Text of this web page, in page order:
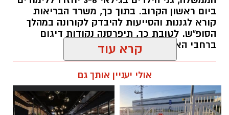
הים.
על פי הודעת ראש העיר בשבוע שעבר, גני הילדים
העירוניים, מעונות החברה העירונית לתרבות
והמשפחתונים העירוניים יפעלו בכל חלקי
העיר. מתוך זהירות ורצון לפתוח בהדרגה את
המערכת, לא יופעלו בשלב זה הצהרונים.
עוד על פי הקלות הממשלה שנכסנו לתוקפן הבוקר,
ביום ראשון הקרוב. בתוך כך, משרד הבריאות
קורא לגננות והסייעות להיבדק לקורונה במהלך
הסופ"ש. לטובת כך, תיפרסנה נקודות דיגום
ברחבי הארץ
קרא עוד
אולי יעניין אותך גם